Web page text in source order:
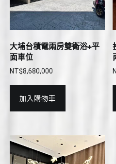
大埔台積電兩房雙衛浴+平
面車位
NT$8,680,000
加入購物車